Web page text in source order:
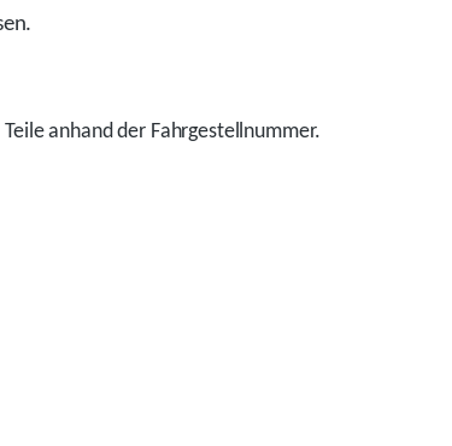
anhand der Fahrgestellnummer.